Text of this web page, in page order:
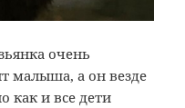
очень
малыша, а он везде
как и все дети